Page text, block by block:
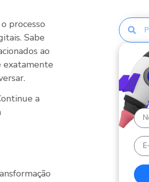
processo
Sabe
ao
exatamente
a